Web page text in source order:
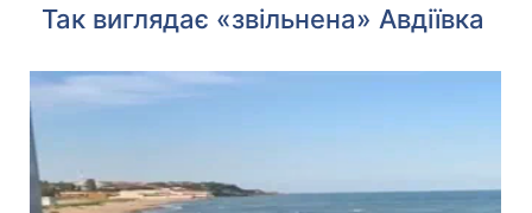
Так виглядає «звільнена» Авдіївка